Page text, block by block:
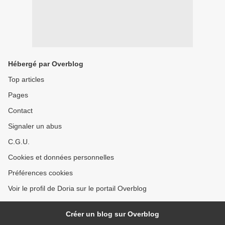
Hébergé par Overblog
Top articles
Pages
Contact
Signaler un abus
C.G.U.
Cookies et données personnelles
Préférences cookies
Voir le profil de Doria sur le portail Overblog
Créer un blog sur Overblog